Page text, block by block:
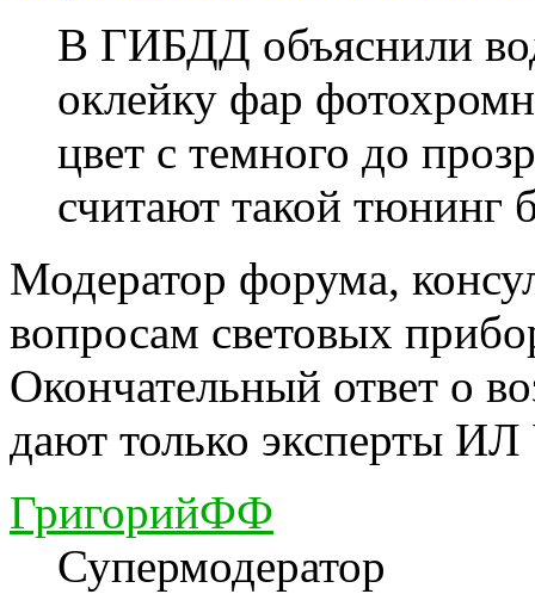
В ГИБДД объяснили
оклейку фар
цвет с темного до
считают такой тюнинг
Модератор форума,
вопросам световых
Окончательный ответ о
дают только эксперты ИЛ
ГригорийФФ
Супермодератор